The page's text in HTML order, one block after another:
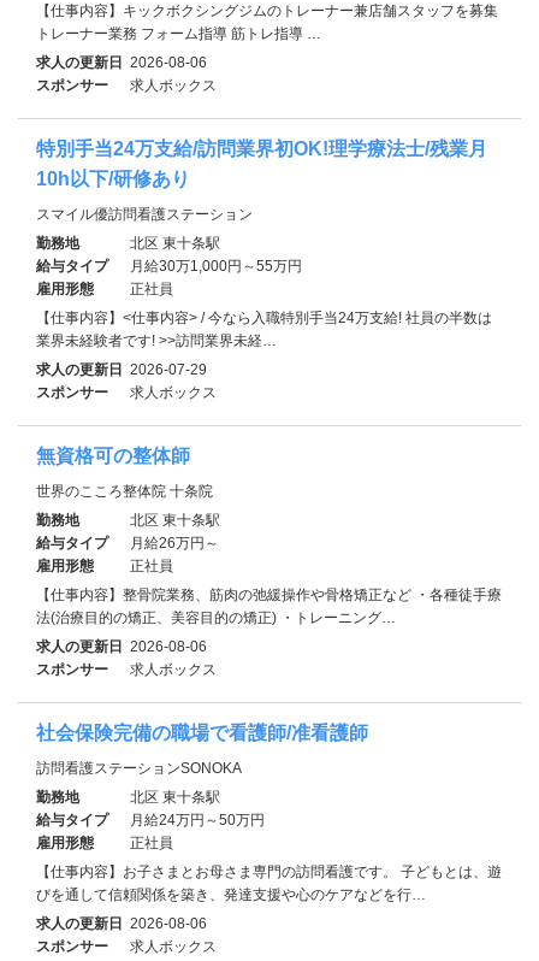
【仕事内容】キックボクシングジムのトレーナー兼店舗スタッフを募集
トレーナー業務 フォーム指導 筋トレ指導 …
求人の更新日 2026-08-06
スポンサー
求人ボックス
特別手当24万支給/訪問業界初OK!理学療法士/残業月
10h以下/研修あり
スマイル優訪問看護ステーション
勤務地
北区 東十条駅
給与タイプ
月給30万1,000円～55万円
雇用形態
正社員
【仕事内容】<仕事内容> / 今なら入職特別手当24万支給! 社員の半数は
業界未経験者です! >>訪問業界未経…
求人の更新日 2026-07-29
スポンサー
求人ボックス
無資格可の整体師
世界のこころ整体院 十条院
勤務地
北区 東十条駅
給与タイプ
月給26万円～
雇用形態
正社員
【仕事内容】整骨院業務、筋肉の弛緩操作や骨格矯正など ・各種徒手療
法(治療目的の矯正、美容目的の矯正) ・トレーニング…
求人の更新日 2026-08-06
スポンサー
求人ボックス
社会保険完備の職場で看護師/准看護師
訪問看護ステーションSONOKA
勤務地
北区 東十条駅
給与タイプ
月給24万円～50万円
雇用形態
正社員
【仕事内容】お子さまとお母さま専門の訪問看護です。 子どもとは、遊
びを通して信頼関係を築き、発達支援や心のケアなどを行…
求人の更新日 2026-08-06
スポンサー
求人ボックス